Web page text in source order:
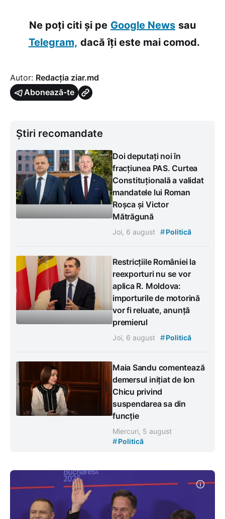
Ne poți citi și pe Google News sau
Telegram, dacă îți este mai comod.
Autor: Redacția ziar.md
Abonează-te
Știri recomandate
Doi deputați noi în
fracțiunea PAS. Curtea
Constituțională a validat
mandatele lui Roman
Roșca și Victor
Mătrăgună
Joi, 6 august #Politică
Restricțiile României la
reexporturi nu se vor
aplica R. Moldova:
importurile de motorină
vor fi reluate, anunță
premierul
Joi, 6 august #Politică
Maia Sandu comentează
demersul inițiat de Ion
Chicu privind
suspendarea sa din
funcție
Miercuri, 5 august
#Politică